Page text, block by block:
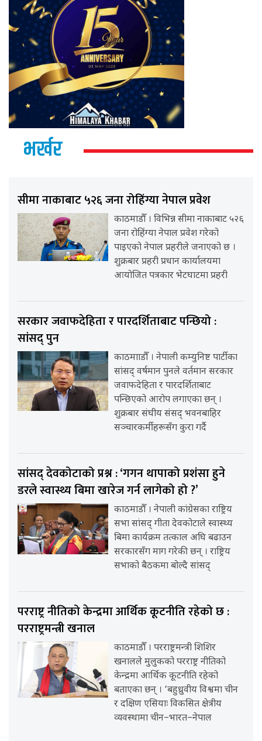
भर्खर
सीमा नाकाबाट ५२६ जना रोहिंग्या नेपाल प्रवेश
काठमाडौँ । विभिन्न सीमा नाकाबाट ५२६
जना रोहिंग्या नेपाल प्रवेश गरेको
पाइएको नेपाल प्रहरीले जनाएको छ ।
शुक्रबार प्रहरी प्रधान कार्यालयमा
आयोजित पत्रकार भेटघाटमा प्रहरी
सरकार जवाफदेहिता र पारदर्शिताबाट पन्छियो :
सांसद् पुन
काठमााडौँ । नेपाली कम्युनिष्ट पार्टीका
सांसद् वर्षमान पुनले वर्तमान सरकार
जवाफदेहिता र पारदर्शिताबाट
पन्छिएको आरोप लगाएका छन् ।
शुक्रबार संघीय संसद् भवनबाहिर
सञ्चारकर्मीहरूसँग कुरा गर्दै
सांसद् देवकोटाको प्रश्न : ‘गगन थापाको प्रशंसा हुने
डरले स्वास्थ्य बिमा खारेज गर्न लागेको हो ?’
काठमाडौँ । नेपाली कांग्रेसका राष्ट्रिय
सभा सांसद् गीता देवकोटाले स्वास्थ्य
बिमा कार्यक्रम तत्काल अघि बढाउन
सरकारसँग माग गरेकी छन् । राष्ट्रिय
सभाको बैठकमा बोल्दै सांसद्
परराष्ट्र नीतिको केन्द्रमा आर्थिक कूटनीति रहेको छ :
परराष्ट्रमन्त्री खनाल
काठमाडौँ । परराष्ट्रमन्त्री शिशिर
खनालले मुलुकको परराष्ट्र नीतिको
केन्द्रमा आर्थिक कूटनीति रहेको
बताएका छन् । ‘बहुध्रुवीय विश्वमा चीन
र दक्षिण एसियाः विकसित क्षेत्रीय
व्यवस्थामा चीन–भारत–नेपाल